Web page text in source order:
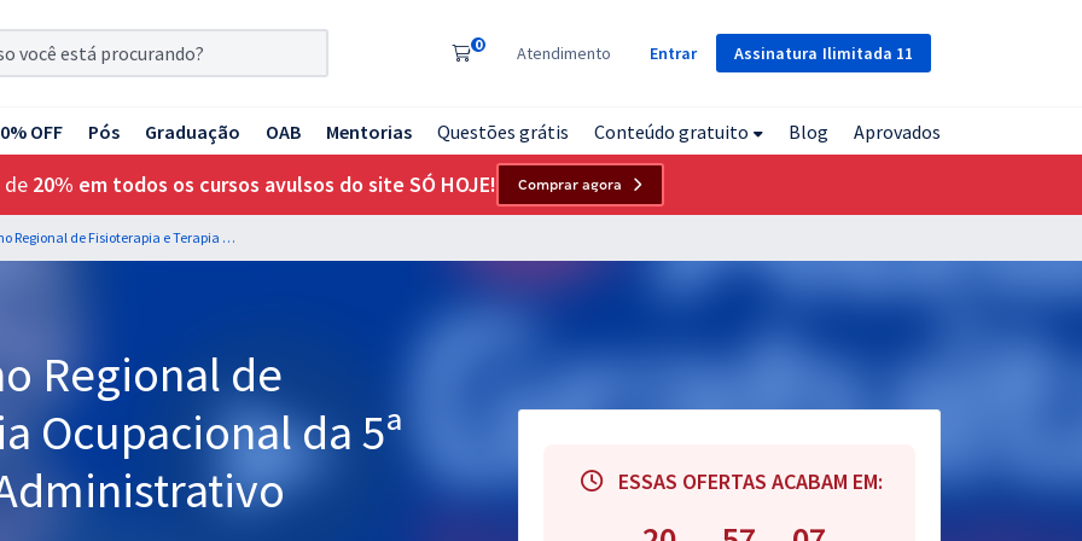
Assinatura Ilimitada 11
0 Atendimento Entrar
OFF Pós Graduação OAB Mentorias Questões grátis Conteúdo gratuito Blog Aprovados
de 20% em todos os cursos avulsos do site SÓ HOJE! Comprar agora
CREFITO 5 - Conselho Regional de Fisioterapia e Terapia Ocupacional da 5ª Região - Assistente Administrativo
Regional de
Ocupacional da 5ª
ESSAS OFERTAS ACABAM EM: